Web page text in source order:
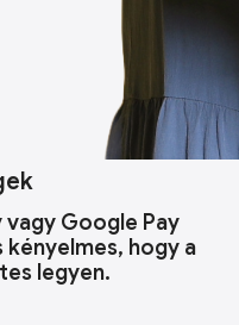
vagy Google Pay
hogy a
legyen.